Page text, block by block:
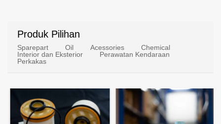
Produk Pilihan
Sparepart Oil Acessories
Chemical
Interior dan Eksterior
Perawatan Kendaraan
Perkakas